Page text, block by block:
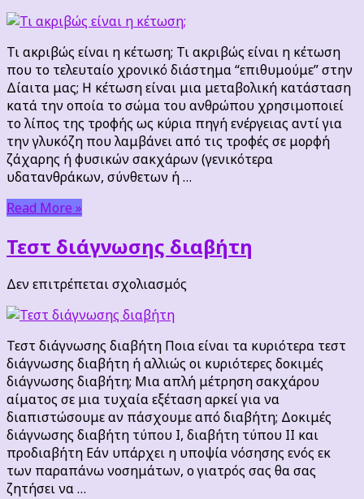
η
κέτωση;
Τι ακριβώς είναι η κέτωση; Τι ακριβώς είναι η κέτωση
που το τελευταίο χρονικό διάστημα “επιθυμούμε” στην
Δίαιτα μας; Η κέτωση είναι μια μεταβολική κατάσταση
κατά την οποία το σώμα του ανθρώπου χρησιμοποιεί
το λίπος της τροφής ως κύρια πηγή ενέργειας αντί για
την γλυκόζη που λαμβάνει από τις τροφές σε μορφή
ζάχαρης ή φυσικών σακχάρων (γενικότερα
υδατανθράκων, σύνθετων ή …
Read More »
Τεστ διάγνωσης διαβήτη
Δεν επιτρέπεται σχολιασμός
διαβήτη
Τεστ διάγνωσης διαβήτη Ποια είναι τα κυριότερα τεστ
διάγνωσης διαβήτη ή αλλιώς οι κυριότερες δοκιμές
διάγνωσης διαβήτη; Μια απλή μέτρηση σακχάρου
αίματος σε μια τυχαία εξέταση αρκεί για να
διαπιστώσουμε αν πάσχουμε από διαβήτη; Δοκιμές
διάγνωσης διαβήτη τύπου Ι, διαβήτη τύπου ΙΙ και
προδιαβήτη Εάν υπάρχει η υποψία νόσησης ενός εκ
των παραπάνω νοσημάτων, ο γιατρός σας θα σας
ζητήσει να …